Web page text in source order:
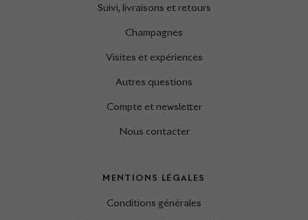
Suivi, livraisons et retours
Champagnes
Visites et expériences
Autres questions
Compte et newsletter
Nous contacter
MENTIONS LÉGALES
Conditions générales